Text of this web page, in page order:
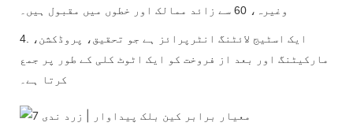
وغیرہ، 60 سے زائد ممالک اور خطوں میں مقبول ہیں۔
4. ایک اسٹیج لائٹنگ انٹرپرائز ہے جو تحقیق، پروڈکشن،
مارکیٹنگ اور بعد از فروخت کو ایک اٹوٹ کلی کے طور پر جمع
کرتا ہے۔